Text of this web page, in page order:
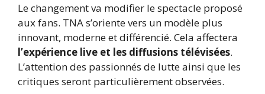
Le changement va modifier le spectacle proposé
aux fans. TNA s’oriente vers un modèle plus
innovant, moderne et différencié. Cela affectera
l’expérience live et les diffusions télévisées.
L’attention des passionnés de lutte ainsi que les
critiques seront particulièrement observées.